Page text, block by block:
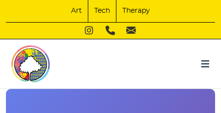
Art Tech Therapy